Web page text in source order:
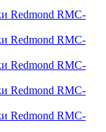
Redmond RMC-
Redmond RMC-
Redmond RMC-
Redmond RMC-
Redmond RMC-